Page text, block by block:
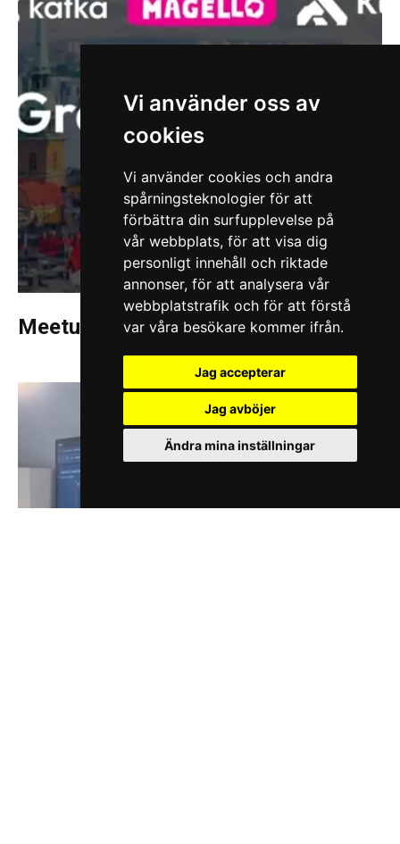
Vi använder oss av
cookies
Vi använder cookies och andra
spårningsteknologier för att
förbättra din surfupplevelse på
vår webbplats, för att visa dig
personligt innehåll och riktade
annonser, för att analysera vår
webbplatstrafik och för att förstå
var våra besökare kommer ifrån.
Jag accepterar
Jag avböjer
Ändra mina inställningar
Meetup med Grafana, Kafka & Kong